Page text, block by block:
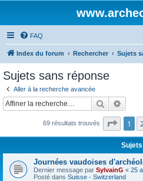
FAQ
Index du forum Rechercher Sujets
Sujets sans réponse
Aller à la recherche avancée
Rechercher
69 résultats trouvés Page 1
1
Sujets
Journées vaudoises
Dernier message par SylvainG « 25
Posté dans Suisse - Switzerland